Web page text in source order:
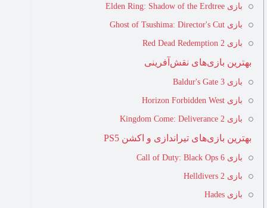
بازی Elden Ring: Shadow of the Erdtree
بازی Ghost of Tsushima: Director's Cut
بازی Red Dead Redemption 2
بهترین بازی‌های نقش‌آفرینی
بازی Baldur's Gate 3
بازی Horizon Forbidden West
بازی Kingdom Come: Deliverance 2
بهترین بازی‌های تیراندازی و اکشن PS5
بازی Call of Duty: Black Ops 6
بازی Helldivers 2
بازی Hades